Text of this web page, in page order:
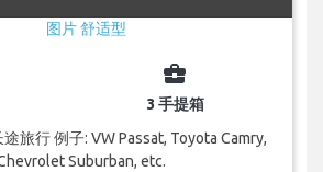
business_center
3 手提箱
旅行 例子: VW Passat, Toyota Camry,
Suburban, etc.